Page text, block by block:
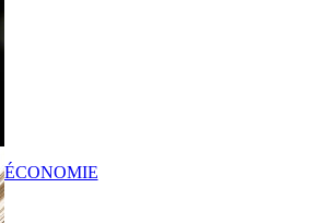
ÉCONOMIE